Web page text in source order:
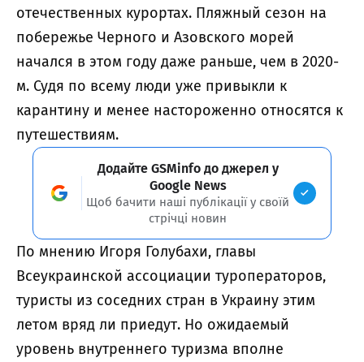
отечественных курортах. Пляжный сезон на
побережье Черного и Азовского морей
начался в этом году даже раньше, чем в 2020-
м. Судя по всему люди уже привыкли к
карантину и менее настороженно относятся к
путешествиям.
Додайте GSMinfo до джерел у
Google News
Щоб бачити наші публікації у своїй
стрічці новин
По мнению Игоря Голубахи, главы
Всеукраинской ассоциации туроператоров,
туристы из соседних стран в Украину этим
летом вряд ли приедут. Но ожидаемый
уровень внутреннего туризма вполне